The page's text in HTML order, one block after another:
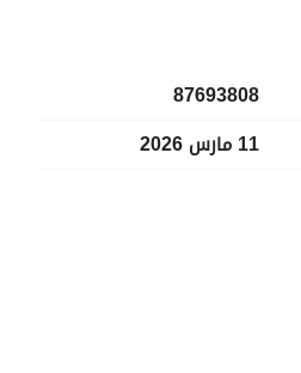
87693808
11 مارس 2026